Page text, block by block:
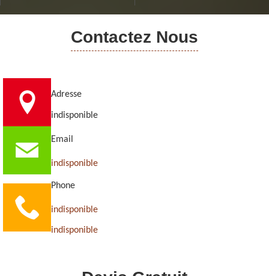
Contactez Nous
Adresse
indisponible
Email
indisponible
Phone
indisponible
indisponible